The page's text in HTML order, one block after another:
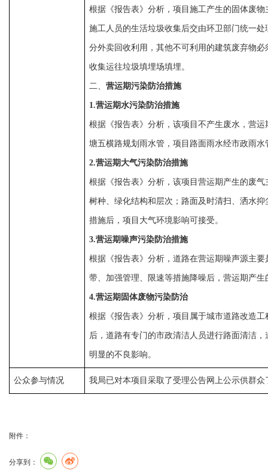
根据《报告表》分析，项目施工产生的固体废
施工人员的生活垃圾收集后交由环卫部门统一
分外卖回收利用，其他不可利用的建筑废弃物
收集运往垃圾填埋场填埋。
二、 营运期污染防治措施
1.营运期水污染防治措施
根据《报告表》分析，该项目不产生废水，营
塘五横路规划雨水管，项目路面雨水经市政雨
2.营运期大气污染防治措施
根据《报告表》分析，该项目营运期产生的废
树种、绿化结构和层次；路面及时清扫、洒水
措施后，项目大气环境影响可接受。
3.营运期噪声污染防治措施
根据《报告表》分析，道路在营运期噪声源主
带、加强管理、限速等措施降噪后，营运期产
4.营运期固体废物污染防治
根据《报告表》分析，项目属于城市道路改造
后，道路有专门的市政清洁人员进行路面清洁
明显的不良影响。
公众参与情况 我局已对本项目采取了受理公告网上公示供群
附件：
分享到：